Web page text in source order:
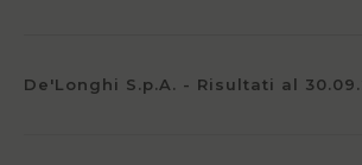
De'Longhi S.p.A. - Risultati al